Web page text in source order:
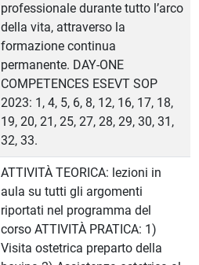
professionale durante tutto l’arco
della vita, attraverso la
formazione continua
permanente. DAY-ONE
COMPETENCES ESEVT SOP
2023: 1, 4, 5, 6, 8, 12, 16, 17, 18,
19, 20, 21, 25, 27, 28, 29, 30, 31,
32, 33.
ATTIVITÀ TEORICA: lezioni in
aula su tutti gli argomenti
riportati nel programma del
corso ATTIVITÀ PRATICA: 1)
Visita ostetrica preparto della